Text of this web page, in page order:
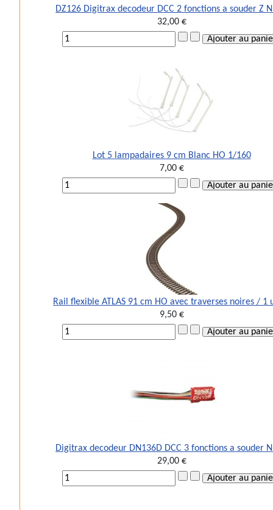
DZ126 Digitrax decodeur DCC 2 fonctions a souder Z
32,00 €
Lot 5 lampadaires 9 cm Blanc HO 1/160
7,00 €
Rail flexible ATLAS 91 cm HO avec traverses noires / 1
9,50 €
Digitrax decodeur DN136D DCC 3 fonctions a souder
29,00 €